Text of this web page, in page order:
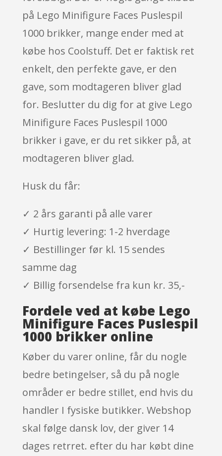
på Lego Minifigure Faces Puslespil
1000 brikker, mange ender med at
købe hos Coolstuff. Det er faktisk ret
enkelt, den perfekte gave, er den
gave, som modtageren bliver glad
for. Beslutter du dig for at give Lego
Minifigure Faces Puslespil 1000
brikker i gave, er du ret sikker på, at
modtageren bliver glad.
Husk du får:
✓ 2 års garanti på alle varer
✓ Hurtig levering: 1-2 hverdage
✓ Bestillinger før kl. 15 sendes
samme dag
✓ Billig forsendelse fra kun kr. 35,-
Fordele ved at købe Lego
Minifigure Faces Puslespil
1000 brikker online
Køber du varer online, får du nogle
bedre betingelser, så du på nogle
områder er bedre stillet, end hvis du
handler I fysiske butikker. Webshop
skal følge dansk lov, der giver 14
dages retrret. efter du har købt dine